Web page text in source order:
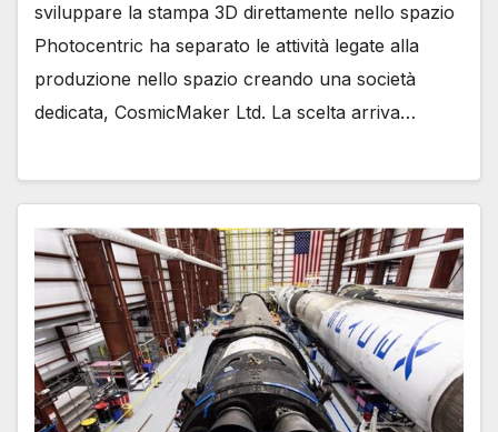
sviluppare la stampa 3D direttamente nello spazio
Photocentric ha separato le attività legate alla
produzione nello spazio creando una società
dedicata, CosmicMaker Ltd. La scelta arriva…